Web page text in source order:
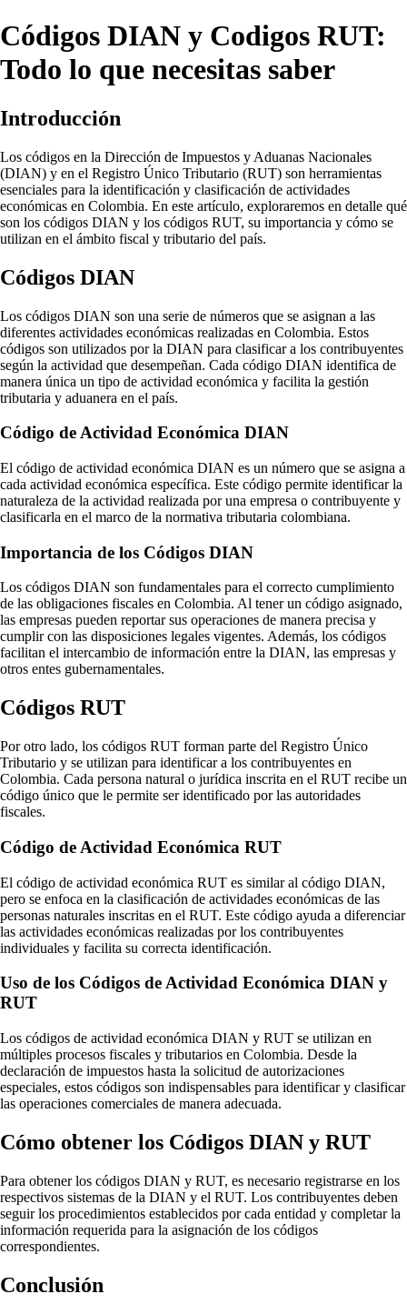
Códigos DIAN y Codigos RUT:
Todo lo que necesitas saber
Introducción
Los códigos en la Dirección de Impuestos y Aduanas Nacionales
(DIAN) y en el Registro Único Tributario (RUT) son herramientas
esenciales para la identificación y clasificación de actividades
económicas en Colombia. En este artículo, exploraremos en detalle qué
son los códigos DIAN y los códigos RUT, su importancia y cómo se
utilizan en el ámbito fiscal y tributario del país.
Códigos DIAN
Los códigos DIAN son una serie de números que se asignan a las
diferentes actividades económicas realizadas en Colombia. Estos
códigos son utilizados por la DIAN para clasificar a los contribuyentes
según la actividad que desempeñan. Cada código DIAN identifica de
manera única un tipo de actividad económica y facilita la gestión
tributaria y aduanera en el país.
Código de Actividad Económica DIAN
El código de actividad económica DIAN es un número que se asigna a
cada actividad económica específica. Este código permite identificar la
naturaleza de la actividad realizada por una empresa o contribuyente y
clasificarla en el marco de la normativa tributaria colombiana.
Importancia de los Códigos DIAN
Los códigos DIAN son fundamentales para el correcto cumplimiento
de las obligaciones fiscales en Colombia. Al tener un código asignado,
las empresas pueden reportar sus operaciones de manera precisa y
cumplir con las disposiciones legales vigentes. Además, los códigos
facilitan el intercambio de información entre la DIAN, las empresas y
otros entes gubernamentales.
Códigos RUT
Por otro lado, los códigos RUT forman parte del Registro Único
Tributario y se utilizan para identificar a los contribuyentes en
Colombia. Cada persona natural o jurídica inscrita en el RUT recibe un
código único que le permite ser identificado por las autoridades
fiscales.
Código de Actividad Económica RUT
El código de actividad económica RUT es similar al código DIAN,
pero se enfoca en la clasificación de actividades económicas de las
personas naturales inscritas en el RUT. Este código ayuda a diferenciar
las actividades económicas realizadas por los contribuyentes
individuales y facilita su correcta identificación.
Uso de los Códigos de Actividad Económica DIAN y
RUT
Los códigos de actividad económica DIAN y RUT se utilizan en
múltiples procesos fiscales y tributarios en Colombia. Desde la
declaración de impuestos hasta la solicitud de autorizaciones
especiales, estos códigos son indispensables para identificar y clasificar
las operaciones comerciales de manera adecuada.
Cómo obtener los Códigos DIAN y RUT
Para obtener los códigos DIAN y RUT, es necesario registrarse en los
respectivos sistemas de la DIAN y el RUT. Los contribuyentes deben
seguir los procedimientos establecidos por cada entidad y completar la
información requerida para la asignación de los códigos
correspondientes.
Conclusión